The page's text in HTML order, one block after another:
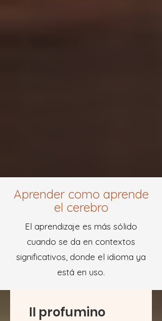
Aprender como aprende
el cerebro
El aprendizaje es más sólido
cuando se da en contextos
significativos, donde el idioma ya
está en uso.
ll profumino